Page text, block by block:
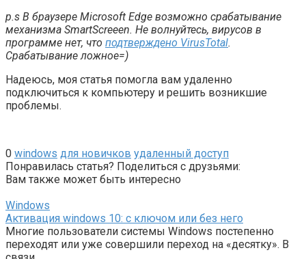
p.s В браузере Microsoft Edge возможно срабатывание
механизма SmartScreeen. Не волнуйтесь, вирусов в
программе нет, что подтверждено VirusTotal.
Срабатывание ложное=)
Надеюсь, моя статья помогла вам удаленно
подключиться к компьютеру и решить возникшие
проблемы.
0 windows для новичков удаленный доступ
Понравилась статья? Поделиться с друзьями:
Вам также может быть интересно
Windows
Активация windows 10: c ключом или без него
Многие пользователи системы Windows постепенно
переходят или уже совершили переход на «десятку». В